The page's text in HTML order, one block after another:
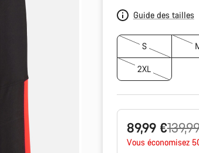
Guide des tailles
S
2XL
89,99 €
Prix
Vous économisez